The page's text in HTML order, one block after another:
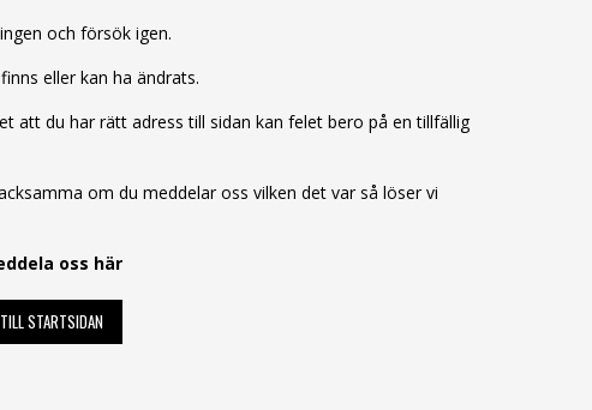
och försök igen.
eller kan ha ändrats.
att du har rätt adress till sidan kan felet bero på en tillfällig
om du meddelar oss vilken det var så löser vi
oss här
TILL STARTSIDAN